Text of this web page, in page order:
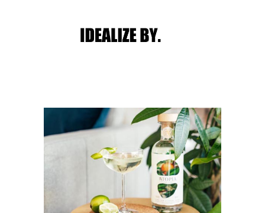
Post navigation